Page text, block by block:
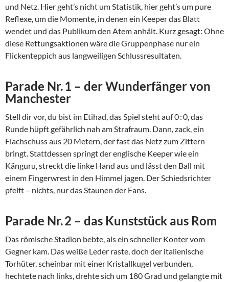
und Netz. Hier geht’s nicht um Statistik, hier geht’s um pure
Reflexe, um die Momente, in denen ein Keeper das Blatt
wendet und das Publikum den Atem anhält. Kurz gesagt: Ohne
diese Rettungsaktionen wäre die Gruppenphase nur ein
Flickenteppich aus langweiligen Schlussresultaten.
Parade Nr. 1 – der Wunderfänger von
Manchester
Stell dir vor, du bist im Etihad, das Spiel steht auf 0 : 0, das
Runde hüpft gefährlich nah am Strafraum. Dann, zack, ein
Flachschuss aus 20 Metern, der fast das Netz zum Zittern
bringt. Stattdessen springt der englische Keeper wie ein
Känguru, streckt die linke Hand aus und lässt den Ball mit
einem Fingerwrest in den Himmel jagen. Der Schiedsrichter
pfeift – nichts, nur das Staunen der Fans.
Parade Nr. 2 – das Kunststück aus Rom
Das römische Stadion bebte, als ein schneller Konter vom
Gegner kam. Das weiße Leder raste, doch der italienische
Torhüter, scheinbar mit einer Kristallkugel verbunden,
hechtete nach links, drehte sich um 180 Grad und gelangte mit